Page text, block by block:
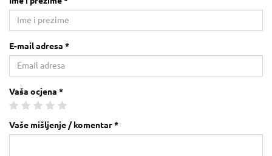
E-mail adresa *
Vaša ocjena *
Vaše mišljenje / komentar *